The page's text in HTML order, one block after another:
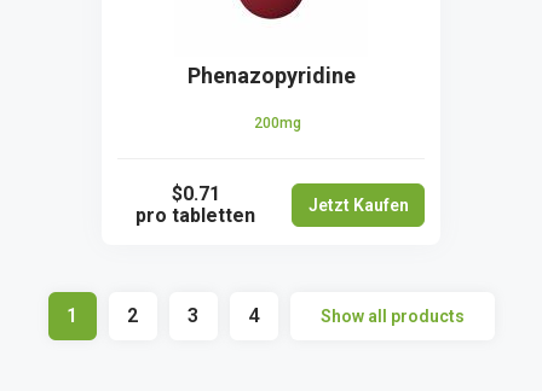
Phenazopyridine
200mg
$0.71
pro tabletten
Jetzt Kaufen
1 2 3 4 Show all products